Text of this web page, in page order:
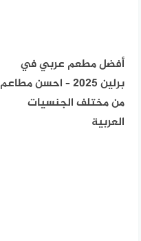
أفضل مطعم عربي في
برلين 2025 – احسن مطاعم
من مختلف الجنسيات
العربية